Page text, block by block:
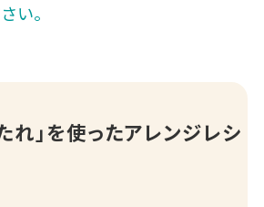
い。
れ」を使ったアレンジレシ